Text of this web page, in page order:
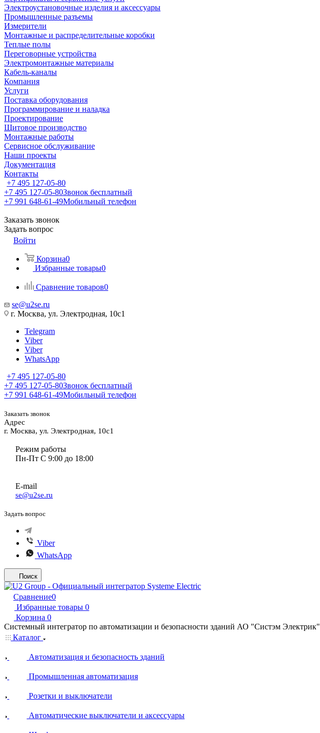
Электроустановочные изделия и аксессуары
Промышленные разъемы
Измерители
Монтажные и распределительные коробки
Теплые полы
Переговорные устройства
Электромонтажные материалы
Кабель-каналы
Компания
Услуги
Поставка оборудования
Программирование и наладка
Проектирование
Щитовое производство
Монтажные работы
Сервисное обслуживание
Наши проекты
Документация
Контакты
+7 495 127-05-80
+7 495 127-05-80Звонок бесплатный
+7 991 648-61-49Мобильный телефон
Заказать звонок
Задать вопрос
Войти
Корзина0
Избранные товары0
Сравнение товаров0
se@u2se.ru
г. Москва, ул. Электродная, 10с1
Telegram
Viber
Viber
WhatsApp
+7 495 127-05-80
+7 495 127-05-80Звонок бесплатный
+7 991 648-61-49Мобильный телефон
Заказать звонок
Адрес
г. Москва, ул. Электродная, 10с1
Режим работы
Пн-Пт С 9:00 до 18:00
E-mail
se@u2se.ru
Задать вопрос
Viber
WhatsApp
Поиск
Сравнение0
Избранные товары 0
Корзина 0
Системный интегратор по автоматизации и безопасности зданий АО "Систэм Электрик"
Каталог
Автоматизация и безопасность зданий
Промышленная автоматизация
Розетки и выключатели
Автоматические выключатели и аксессуары